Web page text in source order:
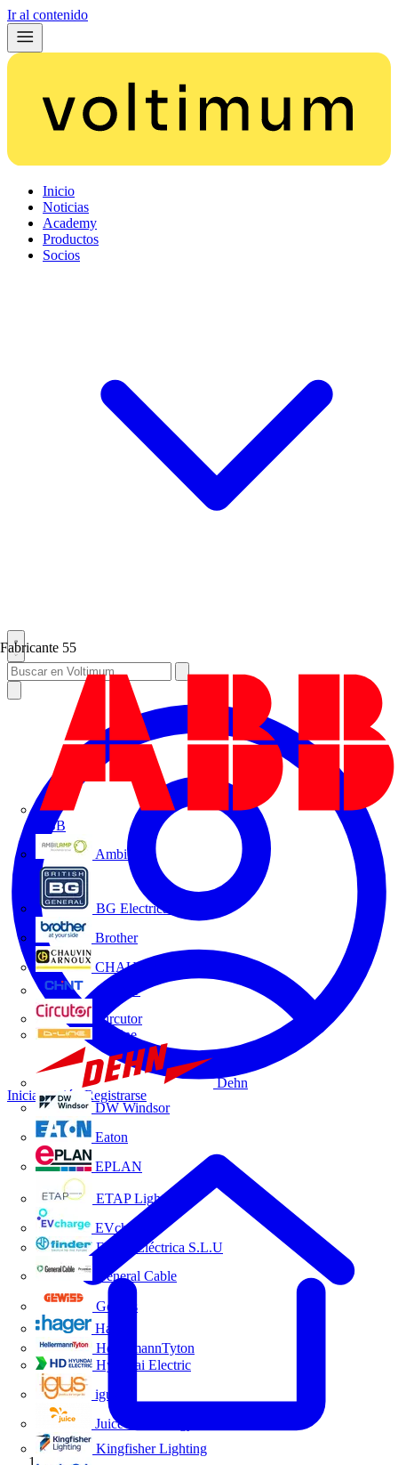
Ir al contenido
Inicio
Noticias
Academy
Productos
Socios
Fabricante 55
ABB
Ambilamp
BG Electrical
Brother
CHAUVIN ARNOUX
CHINT
Circutor
D-Line
Dehn
DW Windsor
Eaton
EPLAN
ETAP Lighting
EVcharge
Finder Eléctrica S.L.U
General Cable
Gewiss
Hager
HellermannTyton
Hyundai Electric
igus
Juice Technology
Kingfisher Lighting
Iniciar sesión Registrarse